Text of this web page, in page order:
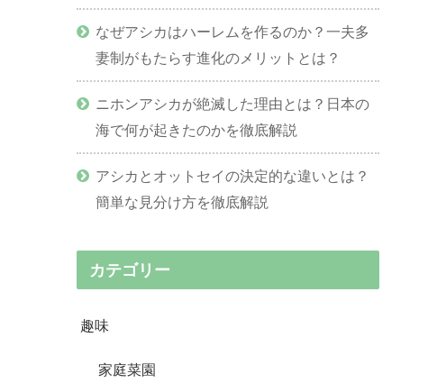
なぜアシカはハーレムを作るのか？一夫多
妻制がもたらす進化のメリットとは？
ニホンアシカが絶滅した理由とは？日本の
海で何が起きたのかを徹底解説
アシカとオットセイの決定的な違いとは？
簡単な見分け方を徹底解説
カテゴリー
趣味
家庭菜園